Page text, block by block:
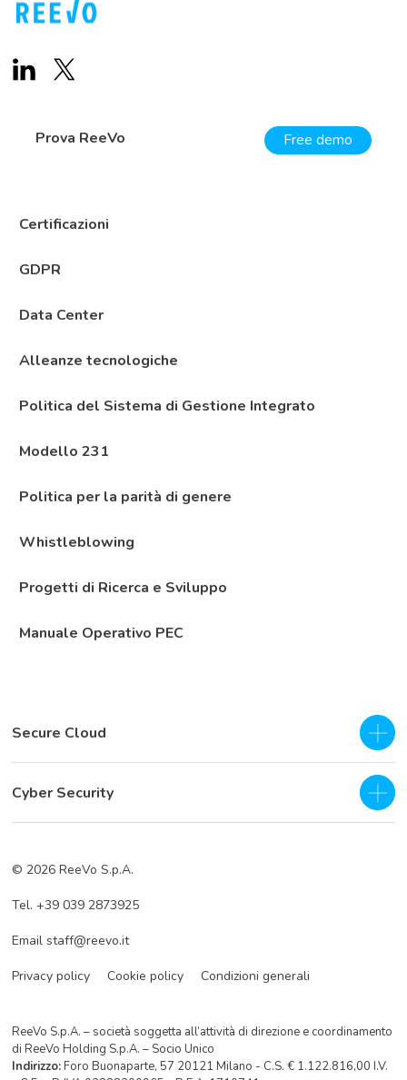
Prova ReeVo Free demo
Certificazioni
GDPR
Data Center
Alleanze tecnologiche
Politica del Sistema di Gestione Integrato
Modello 231
Politica per la parità di genere
Whistleblowing
Progetti di Ricerca e Sviluppo
Manuale Operativo PEC
Secure Cloud
IaaS - Private Cloud
Private Cloud
Cyber Security
Incident Response
© 2026 ReeVo S.p.A.
Tel. +39 039 2873925
Email staff@reevo.it
Privacy policy Cookie policy Condizioni generali
ReeVo S.p.A. – società soggetta all’attività di direzione e coordinamento
di ReeVo Holding S.p.A. – Socio Unico
Indirizzo:Foro Buonaparte, 57 20121 Milano - C.S. € 1.122.816,00 I.V.